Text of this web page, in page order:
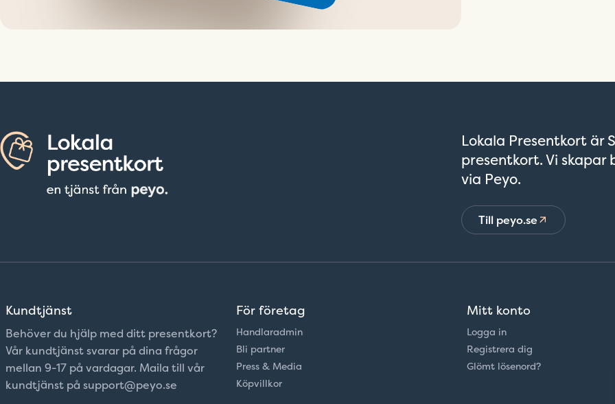
Lokala Presentkort är
presentkort. Vi
via Peyo.
Till peyo.se
Kundtjänst
Behöver du hjälp med ditt presentkort?
Vår kundtjänst svarar på dina frågor
mellan 9-17 på vardagar. Maila till vår
kundtjänst på support@peyo.se
För företag
Handlaradmin
Bli partner
Press & Media
Köpvillkor
Mitt konto
Logga in
Registrera dig
Glömt lösenord?